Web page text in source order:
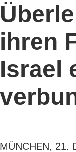
ihren
Israel
MÜNCHEN, 21.